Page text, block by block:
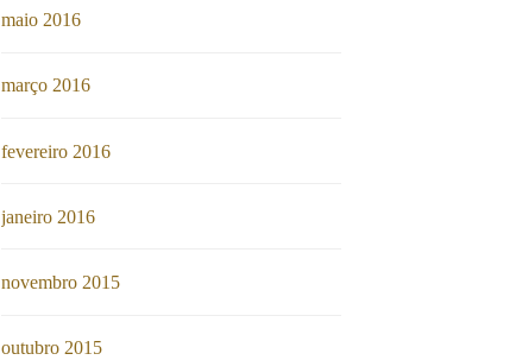
maio 2016
março 2016
fevereiro 2016
janeiro 2016
novembro 2015
outubro 2015